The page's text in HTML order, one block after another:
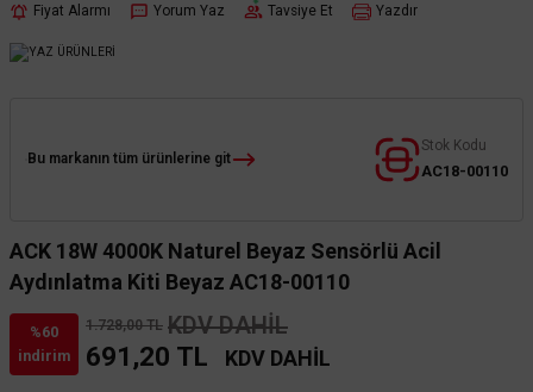
Fiyat Alarmı Yorum Yaz Tavsiye Et Yazdır
Bu markanın tüm ürünlerine git
Stok Kodu
AC18-00110
ACK 18W 4000K Naturel Beyaz Sensörlü Acil
Aydınlatma Kiti Beyaz AC18-00110
%60
indirim
1.728,00 TL KDV DAHİL
691,20 TL KDV DAHİL